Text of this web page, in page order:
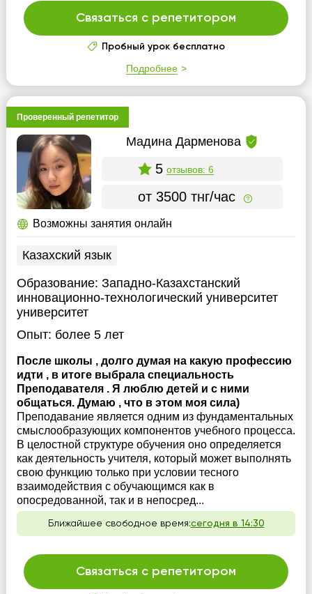
Связаться с репетитором
Пробный урок бесплатно
Подробнее
Проверенный репетитор
Мадина Дарменова
5 отзывов: 6
от 3500 тнг/час
Возможны занятия онлайн
Казахский язык
Образование: Западно-Казахстанский
инновационно-технологический университет
университет
Опыт: более 5 лет
После школы , долго думая на какую профессию
идти , в итоге выбрала специальность
Преподавателя . Я люблю детей и с ними
общаться. Думаю , что в этом моя сила)
Преподавание является одним из фундаментальных
смыслообразующих компонентов учебного процесса.
В целостной структуре обучения оно определяется
как деятельность учителя, который может выполнять
свою функцию только при условии тесного
взаимодействия с обучающимся как в
опосредованной, так и в непосред...
Ближайшее свободное время:сегодня в 14:30
Связаться с репетитором